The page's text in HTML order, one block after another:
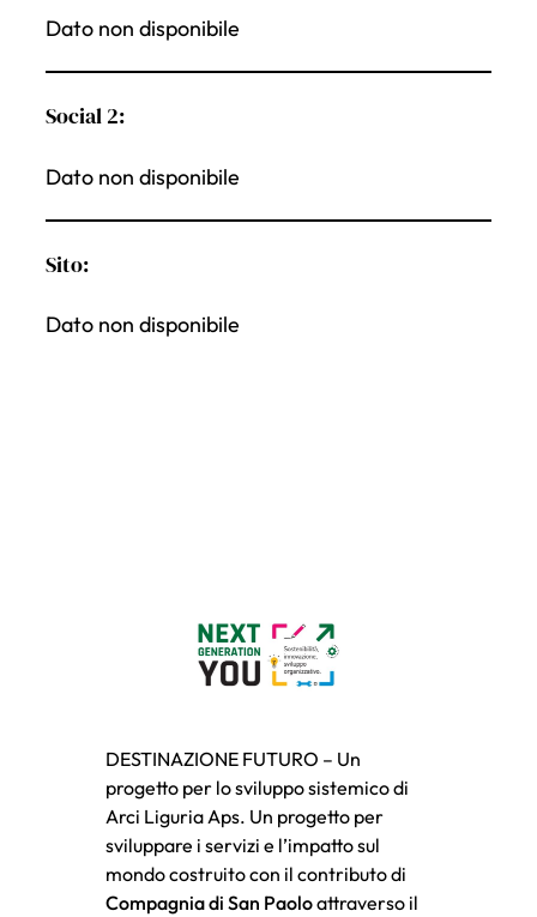
Dato non disponibile
Social 2:
Dato non disponibile
Sito:
Dato non disponibile
DESTINAZIONE FUTURO – Un
progetto per lo sviluppo sistemico di
Arci Liguria Aps. Un progetto per
sviluppare i servizi e l’impatto sul
mondo costruito con il contributo di
Compagnia di San Paoloattraverso il